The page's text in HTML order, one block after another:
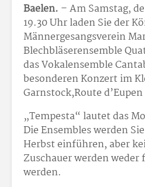
Baelen. – Am Samstag,
19.30 Uhr laden Sie der
Männergesangsverein
Blechbläserensemble
das Vokalensemble
besonderen Konzert im
Garnstock,Route
„Tempesta“ lautet das
Die Ensembles werden
Herbst einführen, aber
Zuschauer werden weder
werden.